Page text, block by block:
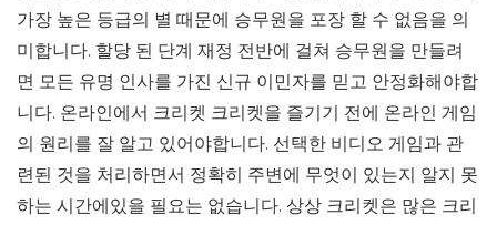
가장 높은 등급의 별 때문에 승무원을 포장 할 수 없음을 의
미합니다. 할당 된 단계 재정 전반에 걸쳐 승무원을 만들려
면 모든 유명 인사를 가진 신규 이민자를 믿고 안정화해야합
니다. 온라인에서 크리켓 크리켓을 즐기기 전에 온라인 게임
의 원리를 잘 알고 있어야합니다. 선택한 비디오 게임과 관
련된 것을 처리하면서 정확히 주변에 무엇이 있는지 알지 못
하는 시간에있을 필요는 없습니다. 상상 크리켓은 많은 크리